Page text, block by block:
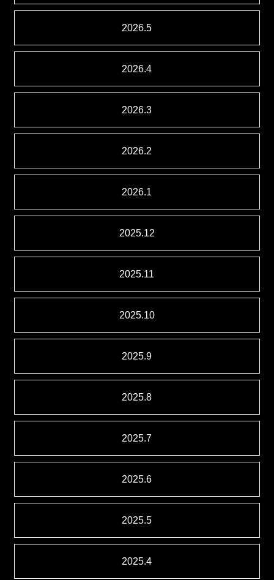
2026.5
2026.4
2026.3
2026.2
2026.1
2025.12
2025.11
2025.10
2025.9
2025.8
2025.7
2025.6
2025.5
2025.4